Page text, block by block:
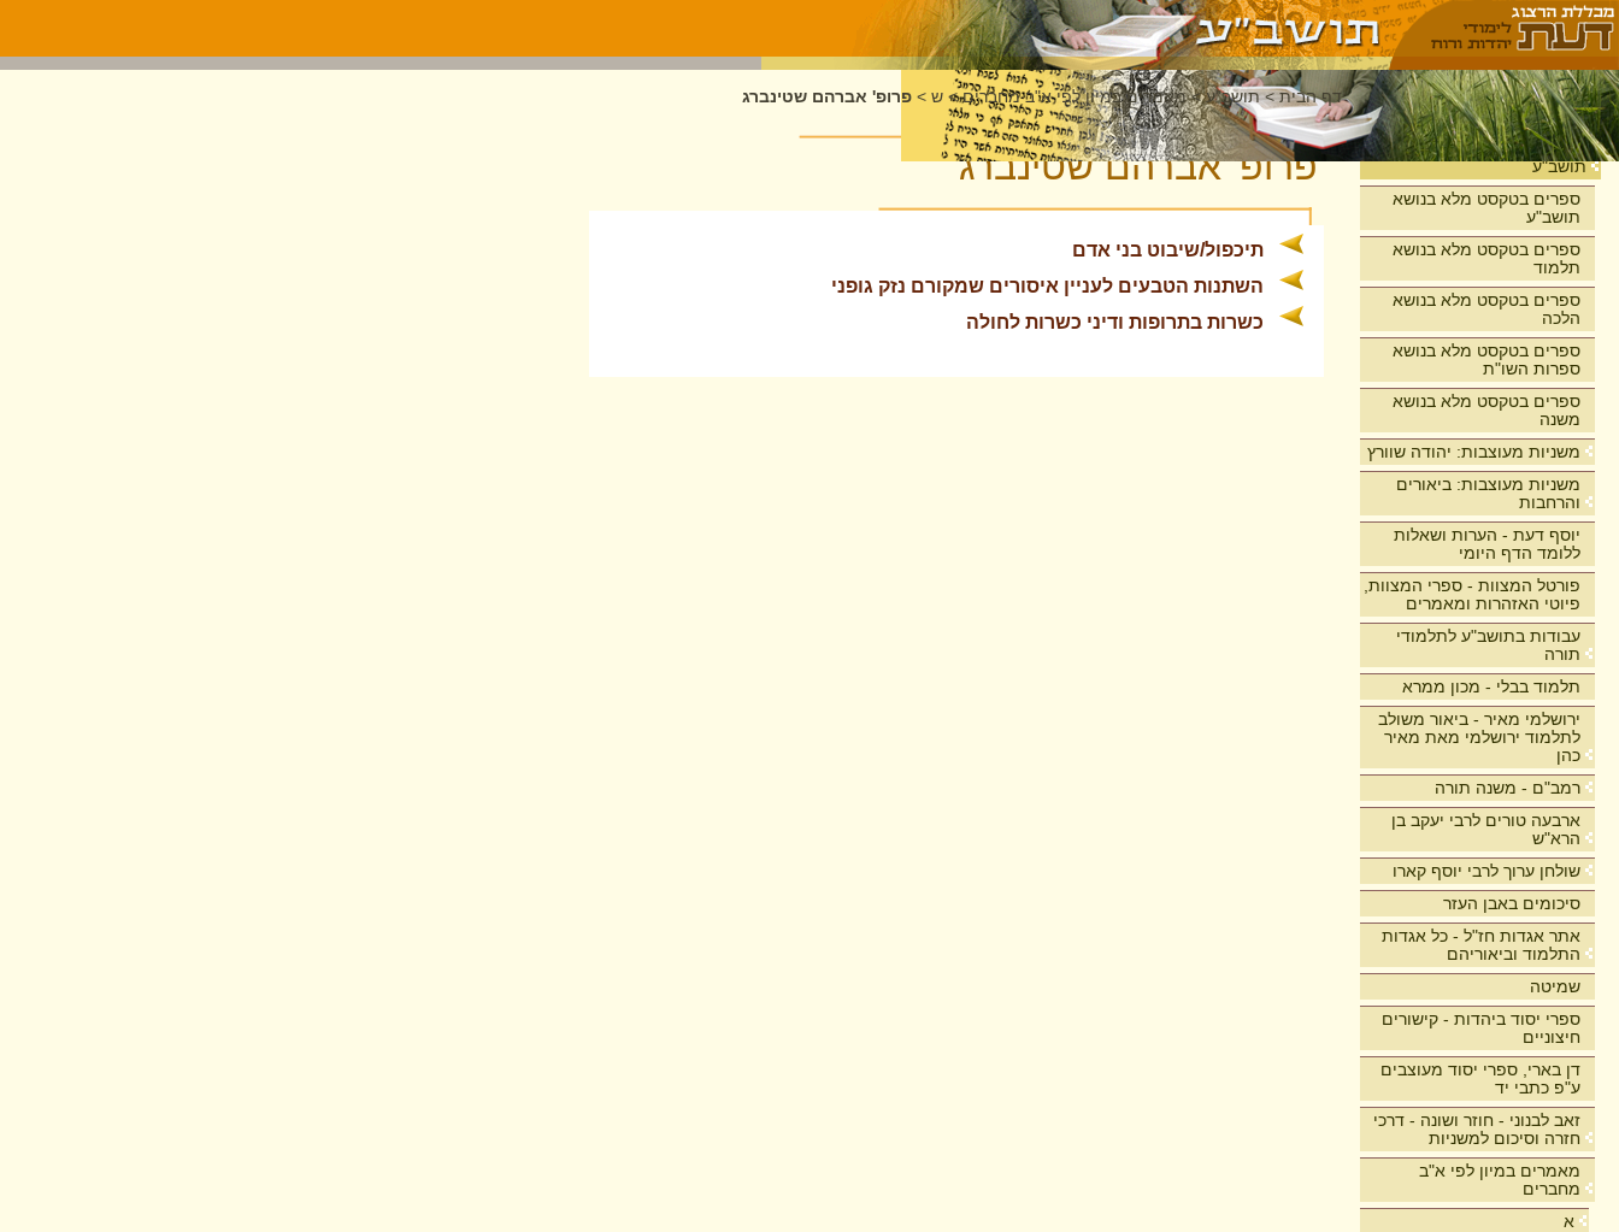
בית
תושב"ע
ספרים בטקסט מלא בנושא
תושב"ע
ספרים בטקסט מלא בנושא
תלמוד
ספרים בטקסט מלא בנושא
הלכה
ספרים בטקסט מלא בנושא
ספרות השו"ת
ספרים בטקסט מלא בנושא
משנה
משניות מעוצבות: יהודה שוורץ
משניות מעוצבות: ביאורים
והרחבות
יוסף דעת - הערות ושאלות
ללומד הדף היומי
פורטל המצוות - ספרי המצוות,
פיוטי האזהרות ומאמרים
עבודות בתושב"ע לתלמודי
תורה
תלמוד בבלי - מכון ממרא
ירושלמי מאיר - ביאור משולב
לתלמוד ירושלמי מאת מאיר
כהן
רמב"ם - משנה תורה
ארבעה טורים לרבי יעקב בן
הרא"ש
שולחן ערוך לרבי יוסף קארו
סיכומים באבן העזר
אתר אגדות חז"ל - כל אגדות
התלמוד וביאוריהם
שמיטה
ספרי יסוד ביהדות - קישורים
חיצוניים
דן בארי, ספרי יסוד מעוצבים
ע"פ כתבי יד
זאב לבנוני - חוזר ושונה - דרכי
חזרה וסיכום למשניות
מאמרים במיון לפי א"ב
מחברים
א
דף הבית >תושב"ע >מאמרים במיון לפי א"ב מחברים > ש > פרופ' אברהם שטינברג
פרופ' אברהם שטינברג
תיכפול/שיבוט בני אדם
השתנות הטבעים לעניין איסורים שמקורם נזק גופני
כשרות בתרופות ודיני כשרות לחולה